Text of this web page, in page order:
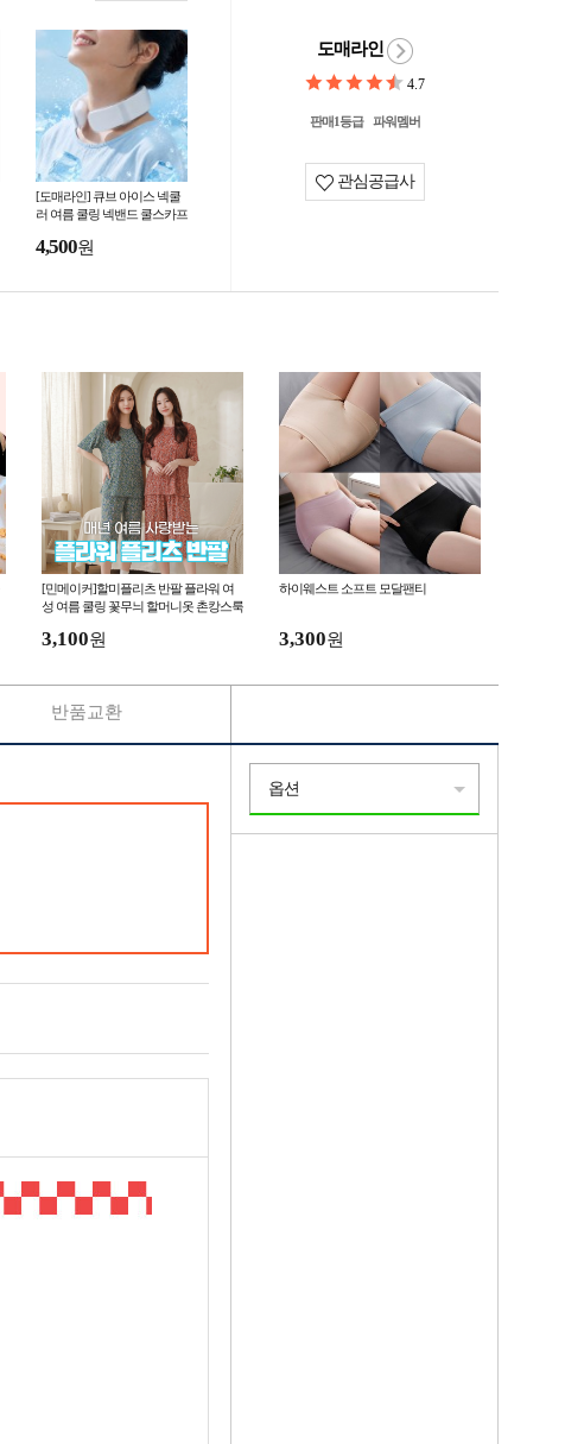
[도매라인] 큐브 아이스 넥쿨
러 여름 쿨링 넥밴드 쿨스카프
박스
4,500원
도매라인
4.7
판매1등급 파워멤버
관심공급사
[민메이커]할미플리츠 반팔 플라워 여
성 여름 쿨링 꽃무늬 할머니옷 촌캉스룩
3,100원
하이웨스트 소프트 모달팬티
3,300원
반품교환
옵션